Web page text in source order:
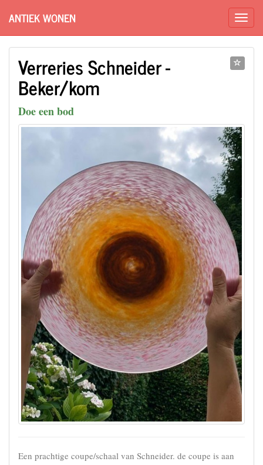
ANTIEK WONEN
Verreries Schneider -
Beker/kom
Doe een bod
Een prachtige coupe/schaal van Schneider. de coupe is aan